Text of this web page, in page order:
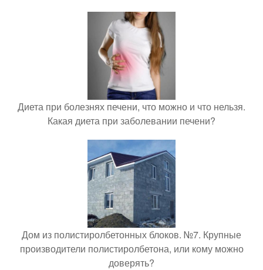
Диета при болезнях печени, что можно и что нельзя.
Какая диета при заболевании печени?
Дом из полистиролбетонных блоков. №7. Крупные
производители полистиролбетона, или кому можно
доверять?